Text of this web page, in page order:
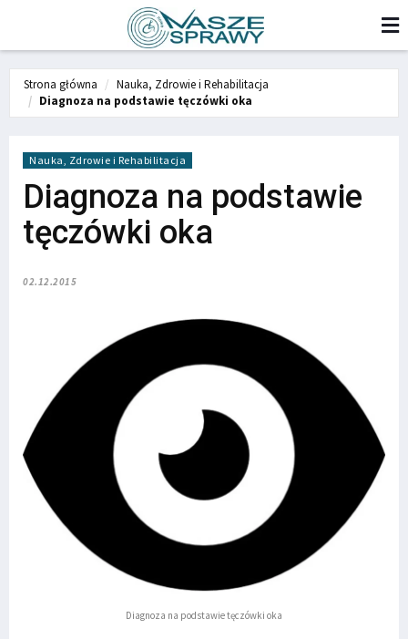
Strona główna
Nauka, Zdrowie i Rehabilitacja
Diagnoza na podstawie tęczówki oka
Nauka, Zdrowie i Rehabilitacja
Diagnoza na podstawie
tęczówki oka
02.12.2015
Diagnoza na podstawie tęczówki oka